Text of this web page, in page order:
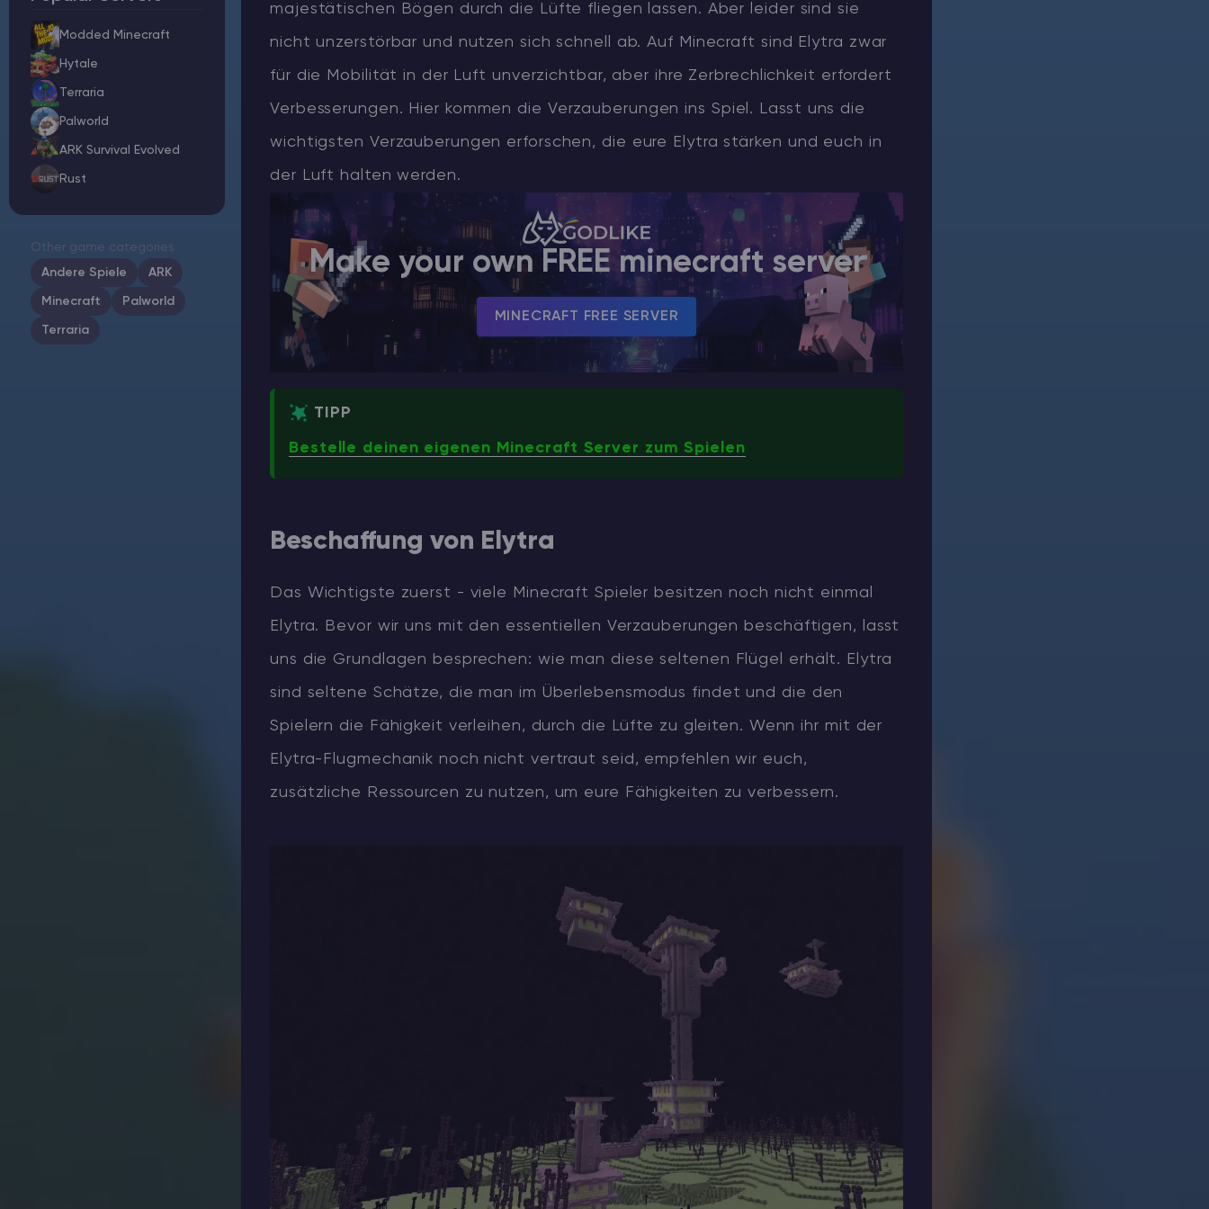
Minecraft Server Mieten
Hytale Hosting 50% OFF
ARK Server Mieten
Vintage Story
Modded Minecraft
Hytale
Terraria
Palworld
ARK Survival Evolved
Rust
Other game categories
Andere Spiele
ARK
Minecraft Palworld
Terraria
majestätischen Bögen durch die Lüfte fliegen lassen. Aber leider sind sie
nicht unzerstörbar und nutzen sich schnell ab. Auf Minecraft sind Elytra zwar
für die Mobilität in der Luft unverzichtbar, aber ihre Zerbrechlichkeit erfordert
Verbesserungen. Hier kommen die Verzauberungen ins Spiel. Lasst uns die
wichtigsten Verzauberungen erforschen, die eure Elytra stärken und euch in
der Luft halten werden.
Make your own FREE minecraft server
MINECRAFT FREE SERVER
TIPP
Bestelle deinen eigenen Minecraft Server zum Spielen
Beschaffung von Elytra
Das Wichtigste zuerst - viele Minecraft Spieler besitzen noch nicht einmal
Elytra. Bevor wir uns mit den essentiellen Verzauberungen beschäftigen, lasst
uns die Grundlagen besprechen: wie man diese seltenen Flügel erhält. Elytra
sind seltene Schätze, die man im Überlebensmodus findet und die den
Spielern die Fähigkeit verleihen, durch die Lüfte zu gleiten. Wenn ihr mit der
Elytra-Flugmechanik noch nicht vertraut seid, empfehlen wir euch,
zusätzliche Ressourcen zu nutzen, um eure Fähigkeiten zu verbessern.